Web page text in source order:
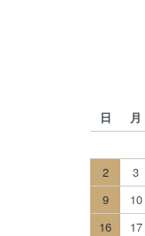
日 月
2
3
9
10
16
17